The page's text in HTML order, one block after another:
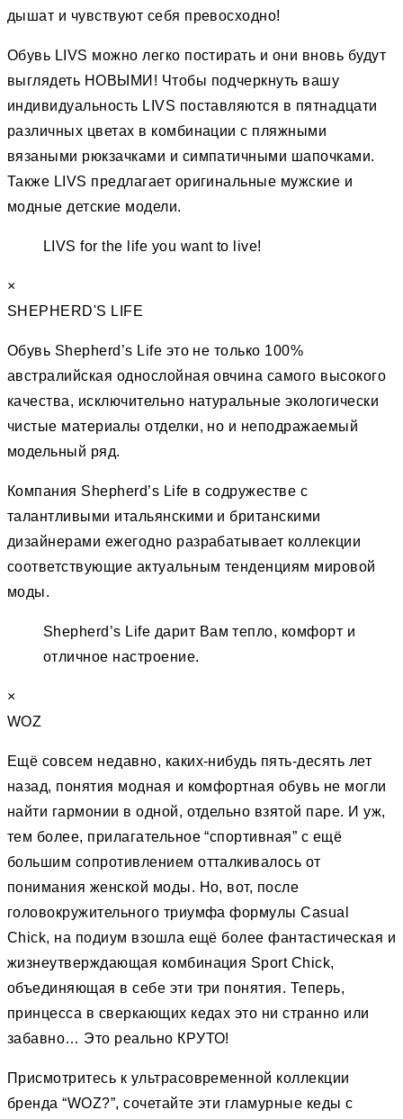
дышат и чувствуют себя превосходно!
Обувь LIVS можно легко постирать и они вновь будут
выглядеть НОВЫМИ! Чтобы подчеркнуть вашу
индивидуальность LIVS поставляются в пятнадцати
различных цветах в комбинации с пляжными
вязаными рюкзачками и симпатичными шапочками.
Также LIVS предлагает оригинальные мужские и
модные детские модели.
LIVS for the life you want to live!
×
SHEPHERD'S LIFE
Обувь Shepherd’s Life это не только 100%
австралийская однослойная овчина самого высокого
качества, исключительно натуральные экологически
чистые материалы отделки, но и неподражаемый
модельный ряд.
Компания Shepherd’s Life в содружестве с
талантливыми итальянскими и британскими
дизайнерами ежегодно разрабатывает коллекции
соответствующие актуальным тенденциям мировой
моды.
Shepherd’s Life дарит Вам тепло, комфорт и
отличное настроение.
×
WOZ
Ещё совсем недавно, каких-нибудь пять-десять лет
назад, понятия модная и комфортная обувь не могли
найти гармонии в одной, отдельно взятой паре. И уж,
тем более, прилагательное “спортивная” c ещё
большим сопротивлением отталкивалось от
понимания женской моды. Но, вот, после
головокружительного триумфа формулы Casual
Chick, на подиум взошла ещё более фантастическая и
жизнеутверждающая комбинация Sport Chick,
объединяющая в себе эти три понятия. Теперь,
принцесса в сверкающих кедах это ни странно или
забавно… Это реально КРУТО!
Присмотритесь к ультрасовременной коллекции
бренда “WOZ?”, сочетайте эти гламурные кеды с